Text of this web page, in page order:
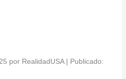
por RealidadUSA | Publicado: